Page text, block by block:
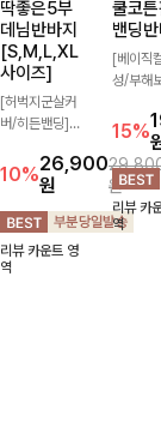
딱좋은5부
데님반바지
[S,M,L,XL
사이즈]
[허벅지군살커
버/히든밴딩]여
와이드핏과 부담
없는 5부 기장
으로 편안하게
즐기기 좋은 데
님 팬츠 ✨ 빈티
지한 워싱감이
10%26,900
원
원
리뷰 카운트 영
역
쿨코
밴딩반
[베이직
성/부해
지는 핏
안하면
럽게 입어
밴딩 반
넉넉한
테일 더해
15%
리뷰 카
역